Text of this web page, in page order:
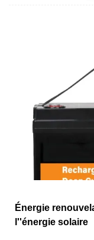
Énergie
l''énergie solaire